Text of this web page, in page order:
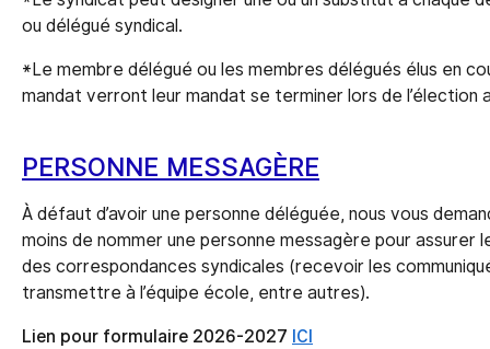
ou délégué syndical.
*Le membre délégué ou les membres délégués élus en
mandat verront leur mandat se terminer lors de l’élection
PERSONNE MESSAGÈRE
À défaut d’avoir une personne déléguée, nous vous
moins de nommer une personne messagère pour assurer
des correspondances syndicales (recevoir les
transmettre à l’équipe école, entre autres).
Lien pour formulaire 2026-2027 ICI